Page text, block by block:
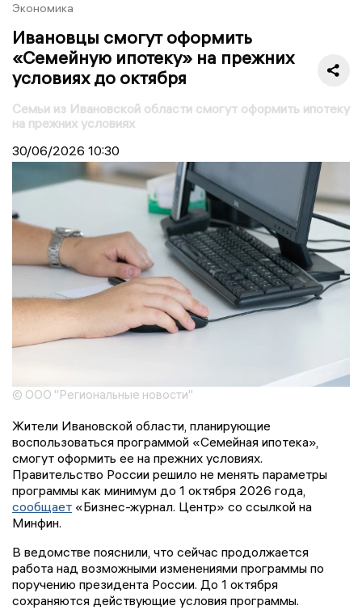
Экономика
Ивановцы смогут оформить
«Семейную ипотеку» на прежних
условиях до октября
Семьи из Ивановской области смогут оформить ипотеку
на прежних условиях
30/06/2026 10:30
© ООО "Региональные новости"
Жители Ивановской области, планирующие
воспользоваться программой «Семейная ипотека»,
смогут оформить ее на прежних условиях.
Правительство России решило не менять параметры
программы как минимум до 1 октября 2026 года,
сообщает «Бизнес-журнал. Центр» со ссылкой на
Минфин.
В ведомстве пояснили, что сейчас продолжается
работа над возможными изменениями программы по
поручению президента России. До 1 октября
сохраняются действующие условия программы.